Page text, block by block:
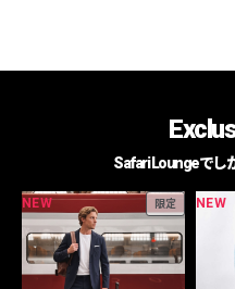
Safari Loungeでし
NEW 限定 NEW